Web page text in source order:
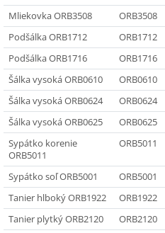
Mliekovka ORB3508
ORB3508
Podšálka ORB1712
ORB1712
Podšálka ORB1716
ORB1716
Šálka vysoká ORB0610
ORB0610
Šálka vysoká ORB0624
ORB0624
Šálka vysoká ORB0625
ORB0625
Sypátko korenie
ORB5011
ORB5011
Sypátko soľ ORB5001 ORB5001
Tanier hlboký ORB1922
ORB1922
Tanier plytký ORB2120
ORB2120